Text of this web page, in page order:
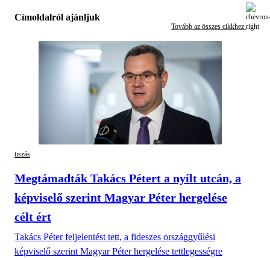
Címoldalról ajánljuk
Tovább az összes cikkhez
tiszás
Megtámadták Takács Pétert a nyílt utcán, a
képviselő szerint Magyar Péter hergelése
célt ért
Takács Péter feljelentést tett, a fideszes országgyűlési
képviselő szerint Magyar Péter hergelése tettlegességre